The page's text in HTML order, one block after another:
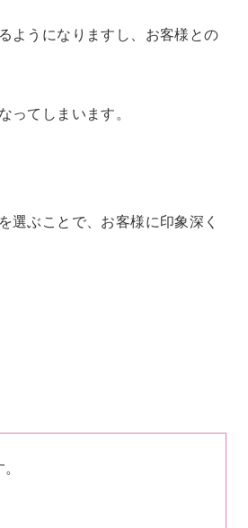
ようになりますし、お客様との
てしまいます。
選ぶことで、お客様に印象深く